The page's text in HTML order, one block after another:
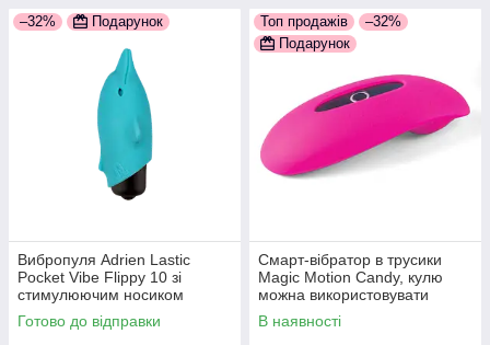
–32% Подарунок
Вибропуля Adrien Lastic
Pocket Vibe Flippy 10 зі
стимулюючим носиком
777Store.com.ua
Готово до відправки
Топ продажів
–32%
Подарунок
Смарт-вібратор в трусики
Magic Motion Candy, кулю
можна використовувати
окремо 777Store.com.ua
В наявності